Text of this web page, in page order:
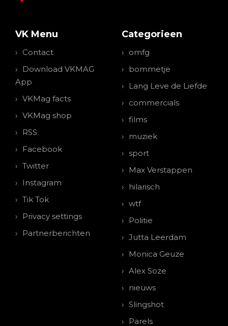
VK Menu
Contact
Download VKMAG
App
VKMag facts
VKMag shop
RSS
Facebook
Twitter
Instagram
Tik Tok
Privacy settings
Partnerberichten
Categorieen
omfg
bommetje
Lang Leve de Liefde
commercials
films
muziek
sport
Max Verstappen
hilarisch
wtf
Politie
Jutta Leerdam
Monica Geuze
Alex Soze
nieuws
Slingshot
Parels